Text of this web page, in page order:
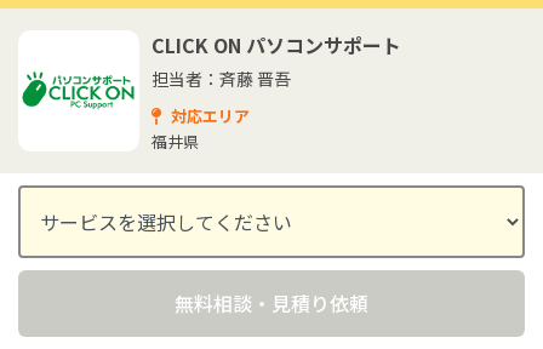
CLICK ON パソコンサポート
担当者：斉藤 晋吾
対応エリア
福井県
無料相談・見積り依頼